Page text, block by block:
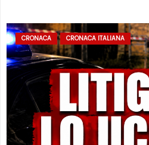
CRONACA CRONACA ITALIANA